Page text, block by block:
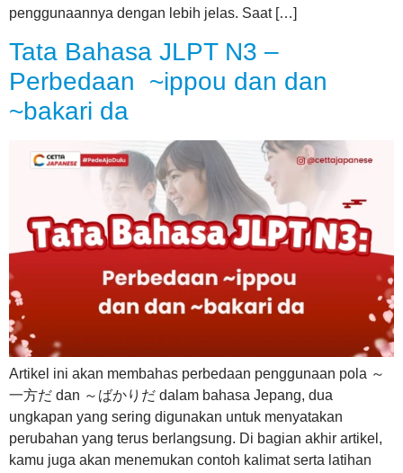
penggunaannya dengan lebih jelas. Saat […]
Tata Bahasa JLPT N3 –
Perbedaan ~ippou dan dan
~bakari da
Artikel ini akan membahas perbedaan penggunaan pola ～
一方だ dan ～ばかりだ dalam bahasa Jepang, dua
ungkapan yang sering digunakan untuk menyatakan
perubahan yang terus berlangsung. Di bagian akhir artikel,
kamu juga akan menemukan contoh kalimat serta latihan